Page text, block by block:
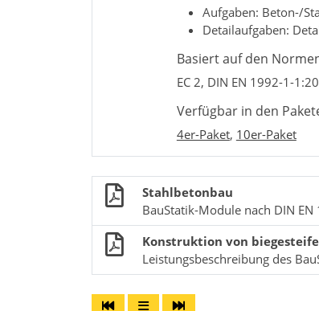
Aufgaben: Beton-/
Detailaufgaben:
Basiert auf den
EC 2, DIN EN 1992-1-
Verfügbar in den
4er-Paket, 10er-Paket
Stahlbetonbau
BauStatik-Module nach DIN EN
Konstruktion von
Leistungsbeschreibung des